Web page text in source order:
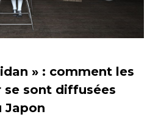
» : comment les
se sont diffusées
Japon